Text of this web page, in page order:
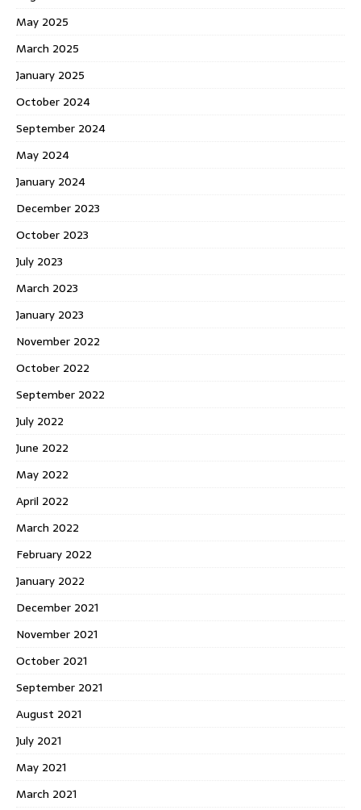
May 2025
March 2025
January 2025
October 2024
September 2024
May 2024
January 2024
December 2023
October 2023
July 2023
March 2023
January 2023
November 2022
October 2022
September 2022
July 2022
June 2022
May 2022
April 2022
March 2022
February 2022
January 2022
December 2021
November 2021
October 2021
September 2021
August 2021
July 2021
May 2021
March 2021